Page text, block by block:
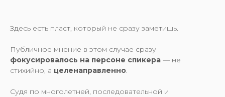
Здесь есть пласт, который не сразу заметишь.
Публичное мнение в этом случае сразу
фокусировалось на персоне спикера — не
стихийно, а целенаправленно.
Судя по многолетней, последовательной и